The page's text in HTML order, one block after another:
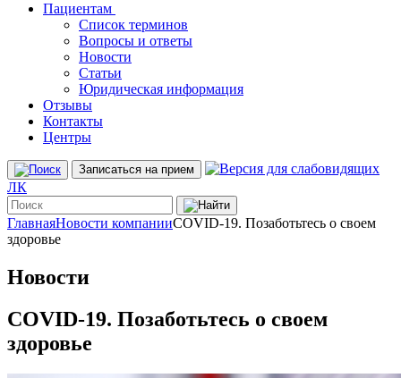
Пациентам
Список терминов
Вопросы и ответы
Новости
Статьи
Юридическая информация
Отзывы
Контакты
Центры
Записаться на прием
ЛК
ГлавнаяНовости компанииCOVID-19. Позаботьтесь о своем
здоровье
Новости
COVID-19. Позаботьтесь о своем
здоровье